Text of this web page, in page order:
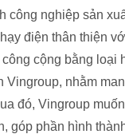
công nghiệp sản
điện thân thiện
cộng bằng
Vingroup, nhằm
đó, Vingroup
góp phần hình